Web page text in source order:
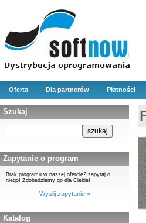
Oferta Dla partnerów Płatności
Szukaj
Zapytanie o program
Brak programu w naszej ofercie? zapytaj o
niego! Zdobędziemy go dla Ciebie!
Wyślij zapytanie »
Katalog